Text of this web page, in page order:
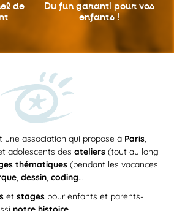
de
Du fun garanti pour vos
enfants !
une association qui propose à Paris,
adolescents des ateliers (tout au long
thématiques (pendant les vacances
, dessin, coding...
et stages pour enfants et parents-